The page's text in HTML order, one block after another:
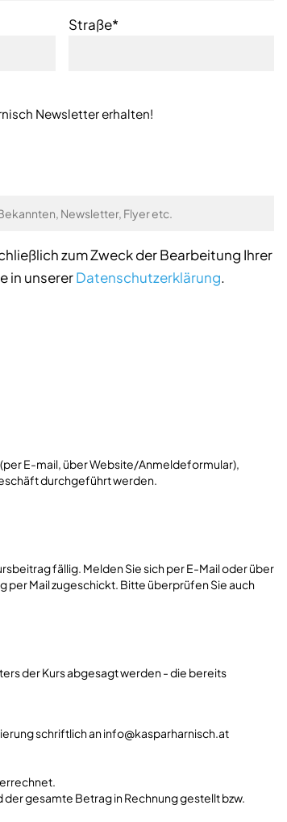
Straße*
Newsletter erhalten!
zum Zweck der Bearbeitung Ihrer
in unsererDatenschutzerklärung.
E-mail, über Website/Anmeldeformular),
durchgeführt werden.
fällig. Melden Sie sich per E-Mail oder über
per Mail zugeschickt. Bitte überprüfen Sie auch
der Kurs abgesagt werden - die bereits
schriftlich an info@kasparharnisch.at
gesamte Betrag in Rechnung gestellt bzw.